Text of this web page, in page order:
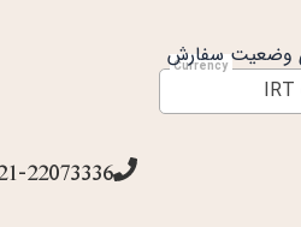
وضعیت سفارش
22073336